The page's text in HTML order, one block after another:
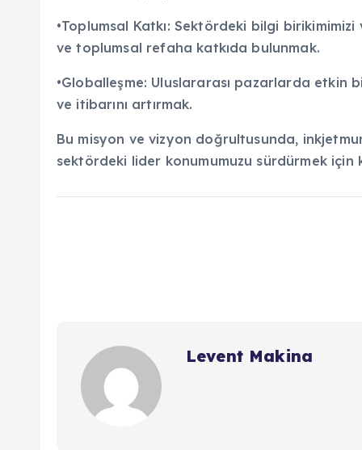
•Toplumsal Katkı: Sektördeki bilgi
ve toplumsal refaha katkıda bulunmak.
•Globalleşme: Uluslararası pazarlarda etkin
ve itibarını artırmak.
Bu misyon ve vizyon doğrultusunda,
sektördeki lider konumumuzu sürdürmek için
Levent Makina